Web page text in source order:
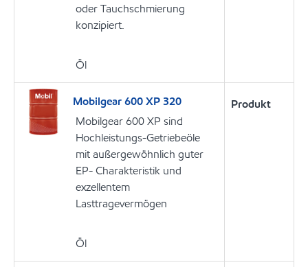
oder Tauchschmierung
konzipiert.
Öl
Mobilgear 600 XP 320
Mobilgear 600 XP sind
Hochleistungs-Getriebeöle
mit außergewöhnlich guter
EP- Charakteristik und
exzellentem
Lasttragevermögen
Öl
Produkt